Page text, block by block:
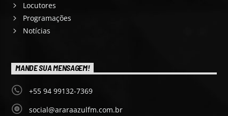
Locutores
Programações
Notícias
MANDE SUA MENSAGEM!
+55 94 99132-7369
social@araraazulfm.com.br